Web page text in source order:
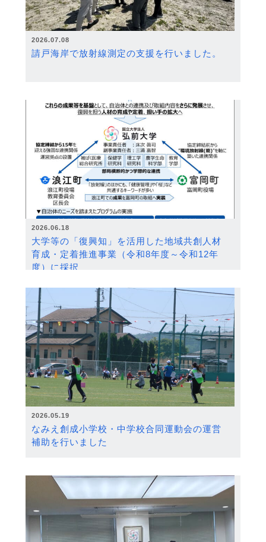
2026.07.08
請戸海岸で放射線測定の支援を行いました。
2026.06.18
大学等の「復興知」を活用した地域共創人材
育成・定着推進事業（令和8年度～令和12年
度）に採択
2026.05.19
なみえ創成小学校・中学校合同運動会の運営
補助を行いました